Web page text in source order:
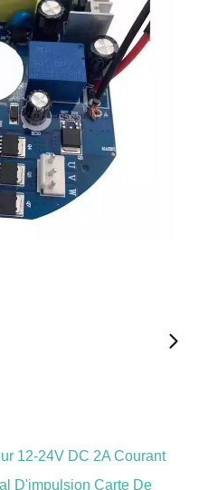
12-24V DC 2A Courant
D'impulsion Carte De